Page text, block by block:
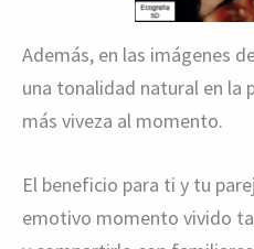
Además, en las imágenes
una tonalidad natural en la
más viveza al momento.
El beneficio para ti y tu
emotivo momento vivido